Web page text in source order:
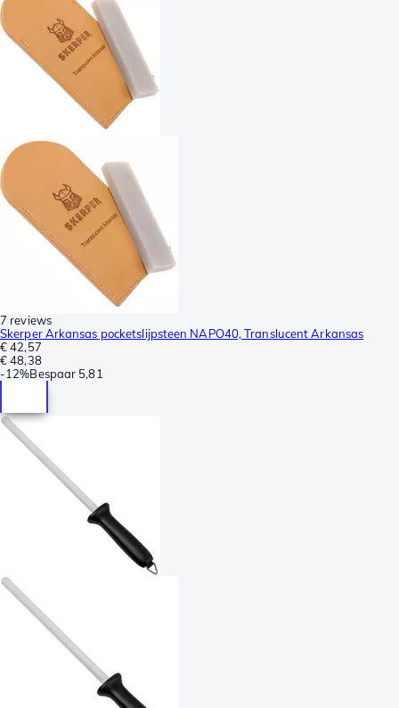
7 reviews
Skerper Arkansas pocketslijpsteen NAPO40, Translucent Arkansas
€ 42,57
€ 48,38
-12%Bespaar 5,81